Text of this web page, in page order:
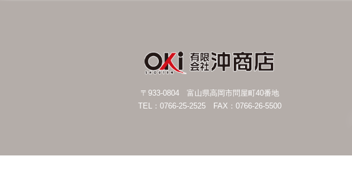
〒933-0804 富山県高岡市問屋町40番地
TEL：0766-25-2525 FAX：0766-26-5500